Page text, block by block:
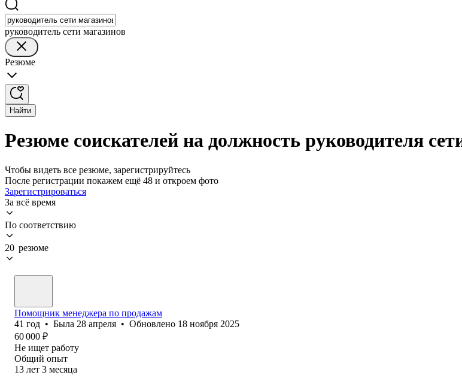
руководитель сети магазинов
Резюме
Найти
Резюме соискателей на должность руководителя
Чтобы видеть все резюме, зарегистрируйтесь
После регистрации покажем ещё 48 и откроем фото
Зарегистрироваться
За всё время
По соответствию
20 резюме
Помощник менеджера по продажам
41 год • Была 28 апреля • Обновлено 18 ноября 2025
60 000 ₽
Не ищет работу
Общий опыт
13 лет 3 месяца